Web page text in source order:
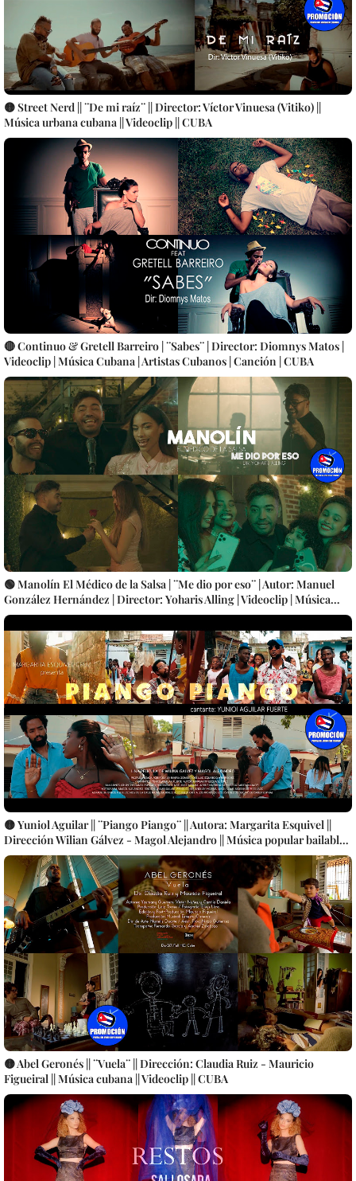
🟡 Street Nerd || ¨De mi raíz¨ || Director: Víctor Vinuesa (Vitiko) ||
Música urbana cubana || Videoclip || CUBA
🔴 Continuo & Gretell Barreiro | ¨Sabes¨ | Director: Diomnys Matos |
Videoclip | Música Cubana | Artistas Cubanos | Canción | CUBA
🟢 Manolín El Médico de la Salsa | ¨Me dio por eso¨ | Autor: Manuel
González Hernández | Director: Yoharis Alling | Videoclip | Música
Popular Bailable Cubana | SON - SALSA - TIMBA | Artistas Cubanos |
Canción | CUBA
🟡 Yuniol Aguilar || ¨Piango Piango¨ || Autora: Margarita Esquivel ||
Dirección Wilian Gálvez - Magol Alejandro || Música popular bailable
cubana || Videoclip || CUBA
🟡 Abel Geronés || ¨Vuela¨ || Dirección: Claudia Ruiz - Mauricio
Figueiral || Música cubana || Videoclip || CUBA